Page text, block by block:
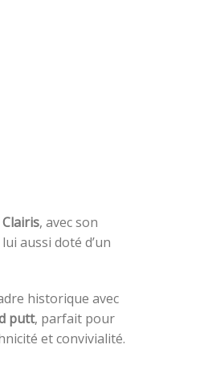
, avec son
lui aussi doté d’un
historique avec
putt, parfait pour
et convivialité.